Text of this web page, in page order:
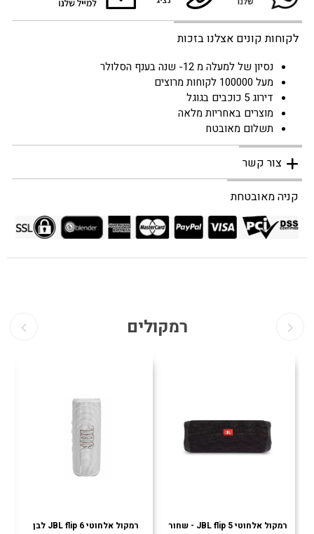
לקוחות קונים אצלנו בזכות
נסיון של למעלה מ 12- שנה בענף הסלולר
מעל 100000 לקוחות מרוצים
דירוג 5 כוכבים בגוגל
מוצרים באחריות מלאה
תשלום מאובטח
צור קשר
קניה מאובטחת
רמקולים
רמקול אלחוטי JBL flip 5 - שחור רמקול אלחוטי JBL flip 6 לבן